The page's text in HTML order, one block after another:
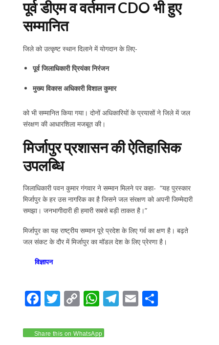
पूर्व डीएम व वर्तमान CDO भी हुए
सम्मानित
जिले को उत्कृष्ट स्थान दिलाने में योगदान के लिए-
पूर्व जिलाधिकारी प्रियंका निरंजन
मुख्य विकास अधिकारी विशाल कुमार
को भी सम्मानित किया गया। दोनों अधिकारियों के प्रयासों ने जिले में जल
संरक्षण की आधारशिला मजबूत की।
मिर्जापुर प्रशासन की ऐतिहासिक
उपलब्धि
जिलाधिकारी पवन कुमार गंगवार ने सम्मान मिलने पर कहा- “यह पुरस्कार
मिर्जापुर के हर उस नागरिक का है जिसने जल संरक्षण को अपनी जिम्मेदारी
समझा। जनभागीदारी ही हमारी सबसे बड़ी ताकत है।”
मिर्जापुर का यह राष्ट्रीय सम्मान पूरे प्रदेश के लिए गर्व का क्षण है। बढ़ते
जल संकट के दौर में मिर्जापुर का मॉडल देश के लिए प्रेरणा है।
विज्ञापन
F
e
T
itt
C
p
W
at
T E S
Share this on WhatsApp